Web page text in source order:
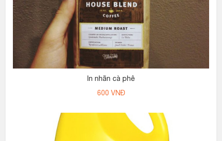
In nhãn cà phê
600 VNĐ